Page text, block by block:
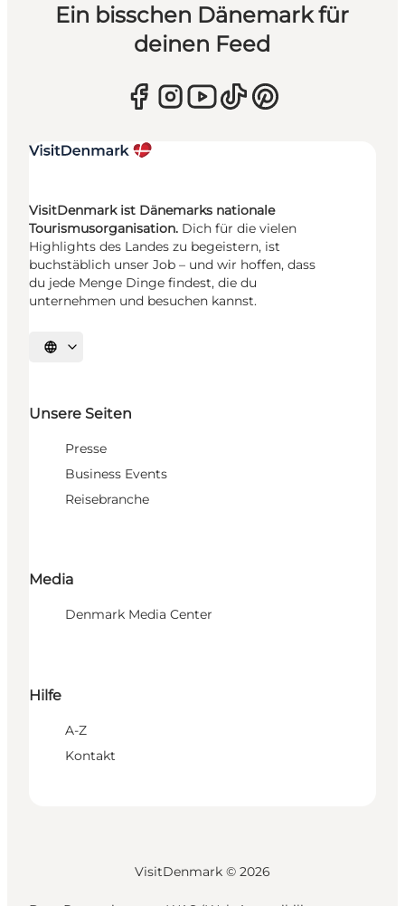
Ein bisschen Dänemark für
deinen Feed
VisitDenmark ist Dänemarks nationale
Tourismusorganisation. Dich für die vielen
Highlights des Landes zu begeistern, ist
buchstäblich unser Job – und wir hoffen, dass
du jede Menge Dinge findest, die du
unternehmen und besuchen kannst.
Sprache auswählen
Unsere Seiten
Presse
Business Events
Reisebranche
Media
Denmark Media Center
Hilfe
A-Z
Kontakt
VisitDenmark © 2026